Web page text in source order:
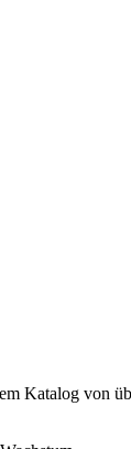
Katalog von